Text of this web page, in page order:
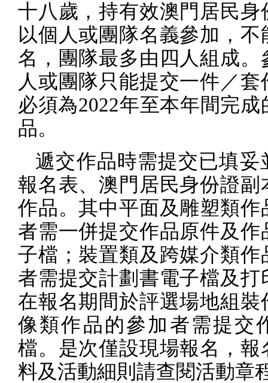
十八歲，持有效澳門居民身
以個人或團隊名義參加，不
名，團隊最多由四人組成。
人或團隊只能提交一件／套
必須為2022年至本年間完成
品。
遞交作品時需提交已填妥
報名表、澳門居民身份證副
作品。其中平面及雕塑類作
者需一併提交作品原件及作
子檔；裝置類及跨媒介類作
者需提交計劃書電子檔及打
在報名期間於評選場地組裝
像類作品的參加者需提交
檔。是次僅設現場報名，報
料及活動細則請查閱活動章